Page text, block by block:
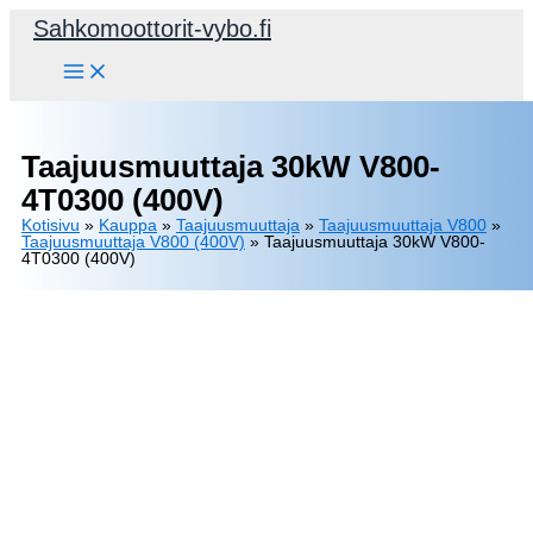
Siirry
Sahkomoottorit-vybo.fi
Taajuusmuuttaja 30kW V800-
4T0300 (400V)
Kotisivu » Kauppa » Taajuusmuuttaja » Taajuusmuuttaja V800 »
Taajuusmuuttaja V800 (400V) » Taajuusmuuttaja 30kW V800-
4T0300 (400V)